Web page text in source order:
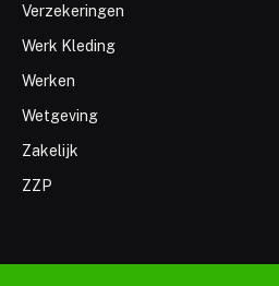
Verzekeringen
Werk Kleding
Werken
Wetgeving
Zakelijk
ZZP